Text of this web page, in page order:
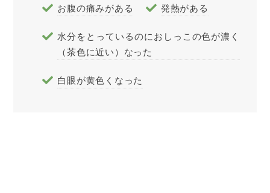
お腹の痛みがある 発熱がある
水分をとっているのにおしっこの色が濃く
（茶色に近い）なった
白眼が黄色くなった